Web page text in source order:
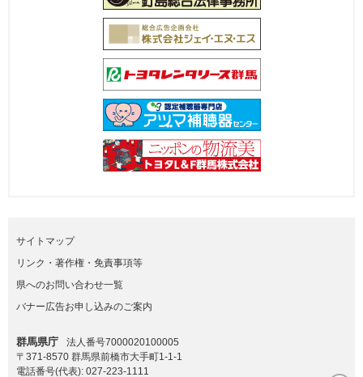
サイトマップ
リンク・著作権・免責事項等
県へのお問い合わせ一覧
バナー広告お申し込みのご案内
群馬県庁
法人番号7000020100005
〒371-8570 群馬県前橋市大手町1-1-1
電話番号(代表): 027-223-1111